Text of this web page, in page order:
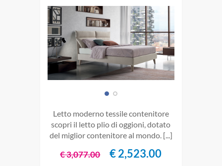
letto moderno tessile contenitore
scopri il letto plio di oggioni, dotato
del miglior contenitore al mondo. [...]
€ 3,077.00 € 2,523.00